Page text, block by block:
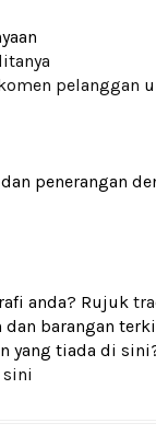
pelanggan
penerangan
anda? Rujuk
barangan
yang tiada di
sini